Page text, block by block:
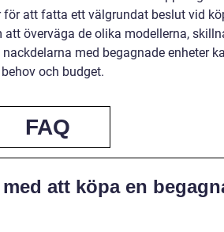
att fatta ett välgrundat beslut vid
att överväga de olika modellerna,
med begagnade enheter
och budget.
FAQ
att köpa en